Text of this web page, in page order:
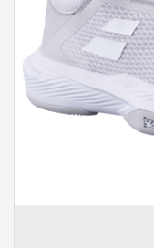
Accessoires
Sponsoring